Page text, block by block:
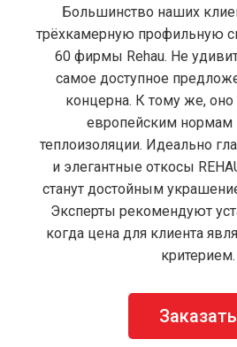
Большинство наших
трёхкамерную профильную
60 фирмы Rehau. Не
самое доступное
концерна. К тому же, оно
европейским
теплоизоляции. Идеально
и элегантные откосы
станут достойным
Эксперты рекомендуют
когда цена для клиента
критерием.
Заказать